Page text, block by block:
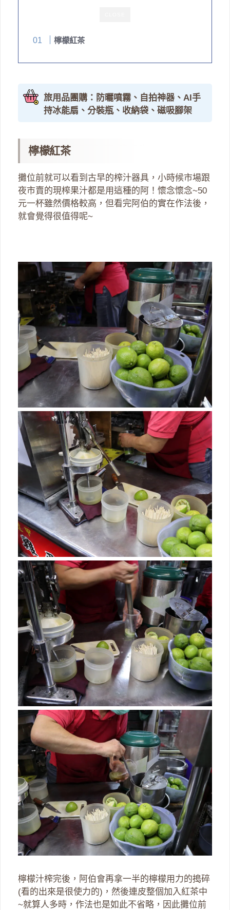
檸檬紅茶
旅用品團購：防曬噴霧、自拍神器、AI手
持冰能扇、分裝瓶、收納袋、磁吸腳架
檸檬紅茶
攤位前就可以看到古早的榨汁器具，小時候市場跟
夜市賣的現榨果汁都是用這種的阿！懷念懷念~50
元一杯雖然價格較高，但看完阿伯的實在作法後，
就會覺得很值得呢~
檸檬汁榨完後，阿伯會再拿一半的檸檬用力的搗碎
(看的出來是很使力的)，然後連皮整個加入紅茶中
~就算人多時，作法也是如此不省略，因此攤位前